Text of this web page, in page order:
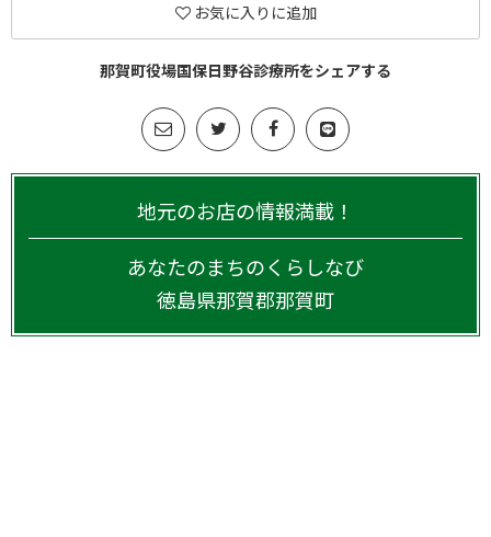
お気に入りに追加
那賀町役場国保日野谷診療所をシェアする
地元のお店の情報満載！
あなたのまちのくらしなび
徳島県那賀郡那賀町